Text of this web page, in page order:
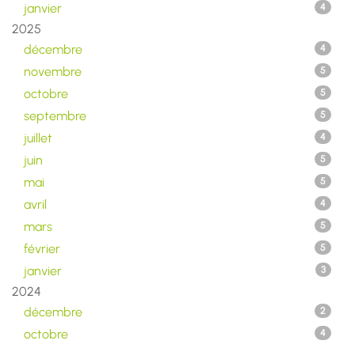
janvier 4
2025
décembre
4
novembre 5
octobre 5
septembre 5
juillet 4
juin 5
mai 5
avril 4
mars 5
février 5
janvier 3
2024
décembre
2
octobre 4